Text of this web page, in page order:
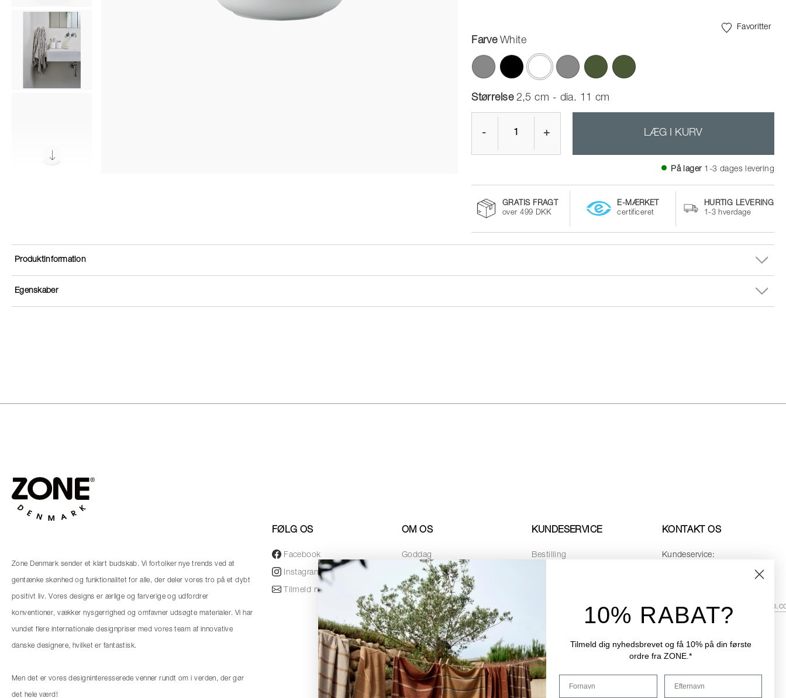
Favoritter
Farve White
valgte
Størrelse 2,5 cm - dia. 11 cm
- + LÆG I KURV
På lager 1-3 dages levering
GRATIS FRAGT
over 499 DKK
E-MÆRKET
certificeret
HURTIG LEVERING
1-3 hverdage
Egenskaber
Produktinformation
Zone Denmark sender et klart budskab. Vi fortolker nye trends ved at
gentænke skønhed og funktionalitet for alle, der deler vores tro på et dybt
positivt liv. Vores designs er ærlige og farverige og udfordrer
konventioner, vækker nysgerrighed og omfavner udsøgte materialer. Vi har
vundet flere internationale designpriser med vores team af innovative
danske designere, hvilket er fantastisk.
Men det er vores designinteresserede venner rundt om i verden, der gør
det hele værd!
FØLG OS
Facebook
Instagram
Tilmeld nyhedsbrev
OM OS
Goddag
Designere
Awards
Nyhedsbrev
Black Friday
KUNDESERVICE
Bestilling
Cookiepolitik
Handelsbetingelser
Reservedele
KONTAKT OS
Kundeservice:
+45 8768 4728
Hverdage:
10% RABAT?
Tilmeld dig nyhedsbrevet og få 10% på din første
ordre fra ZONE.*
Fornavn Efternavn